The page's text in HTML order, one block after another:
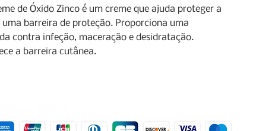
de Óxido Zinco é um creme que ajuda proteger a
barreira de proteção. Proporciona uma
contra infeção, maceração e desidratação.
a barreira cutânea.